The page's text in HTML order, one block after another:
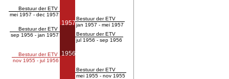
Bestuur der ETV
mei 1957 - dec 1957
Bestuur der ETV
sep 1956 - jan 1957
Bestuur der ETV
nov 1955 - jul 1956
1957
1956
Bestuur der ETV
jan 1957 - mei 1957
Bestuur der ETV
jul 1956 - sep 1956
Bestuur der ETV
mei 1955 - nov 1955